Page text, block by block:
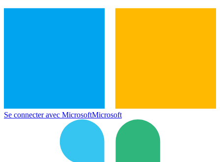
Se connecter avec MicrosoftMicrosoft